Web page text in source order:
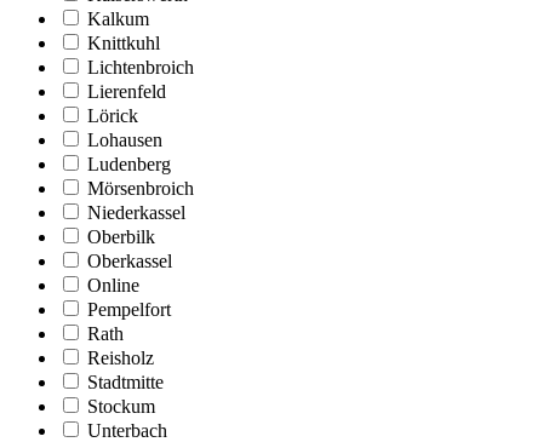
Kalkum
Knittkuhl
Lichtenbroich
Lierenfeld
Lörick
Lohausen
Ludenberg
Mörsenbroich
Niederkassel
Oberbilk
Oberkassel
Online
Pempelfort
Rath
Reisholz
Stadtmitte
Stockum
Unterbach